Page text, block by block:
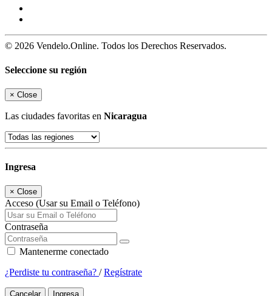
© 2026 Vendelo.Online. Todos los Derechos Reservados.
Seleccione su región
× Close
Las ciudades favoritas en Nicaragua
Ingresa
× Close
Acceso (Usar su Email o Teléfono)
Contraseña
Mantenerme conectado
¿Perdiste tu contraseña? /Regístrate
Cancelar Ingresa